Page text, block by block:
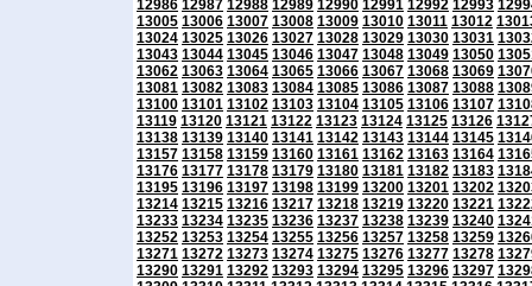
12986 12987 12988 12989 12990 12991 12992 12993
13005 13006 13007 13008 13009 13010 13011 13012
13024 13025 13026 13027 13028 13029 13030 13031
13043 13044 13045 13046 13047 13048 13049 13050
13062 13063 13064 13065 13066 13067 13068 13069
13081 13082 13083 13084 13085 13086 13087 13088
13100 13101 13102 13103 13104 13105 13106 13107
13119 13120 13121 13122 13123 13124 13125 13126
13138 13139 13140 13141 13142 13143 13144 13145
13157 13158 13159 13160 13161 13162 13163 13164
13176 13177 13178 13179 13180 13181 13182 13183
13195 13196 13197 13198 13199 13200 13201 13202
13214 13215 13216 13217 13218 13219 13220 13221
13233 13234 13235 13236 13237 13238 13239 13240
13252 13253 13254 13255 13256 13257 13258 13259
13271 13272 13273 13274 13275 13276 13277 13278
13290 13291 13292 13293 13294 13295 13296 13297